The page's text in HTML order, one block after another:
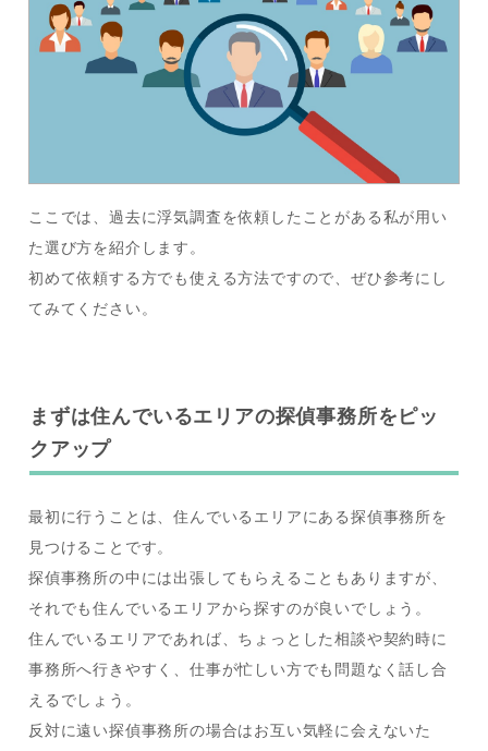
ここでは、過去に浮気調査を依頼したことがある私が用い
た選び方を紹介します。
初めて依頼する方でも使える方法ですので、ぜひ参考にし
てみてください。
まずは住んでいるエリアの探偵事務所をピッ
クアップ
最初に行うことは、住んでいるエリアにある探偵事務所を
見つけることです。
探偵事務所の中には出張してもらえることもありますが、
それでも住んでいるエリアから探すのが良いでしょう。
住んでいるエリアであれば、ちょっとした相談や契約時に
事務所へ行きやすく、仕事が忙しい方でも問題なく話し合
えるでしょう。
反対に遠い探偵事務所の場合はお互い気軽に会えないた